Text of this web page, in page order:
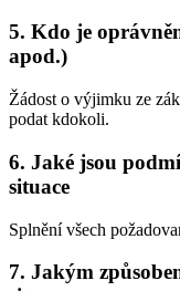
5. Kdo je
apod.)
Žádost o výjimku ze
podat kdokoli.
6. Jaké jsou
situace
Splnění všech
7. Jakým